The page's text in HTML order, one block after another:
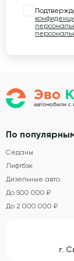
По
Седаны
Лифтбэк
Дизельные авто
До 500 000 ₽
До 2 000 000 ₽
г.